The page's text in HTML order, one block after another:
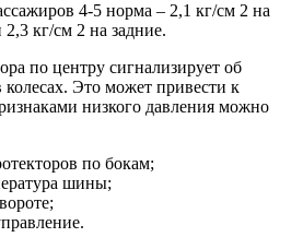
4-5 норма – 2,1 кг/см 2 на
2,3 кг/см 2 на задние.
по центру сигнализирует об
Это может привести к
низкого давления можно
по бокам;
шины;